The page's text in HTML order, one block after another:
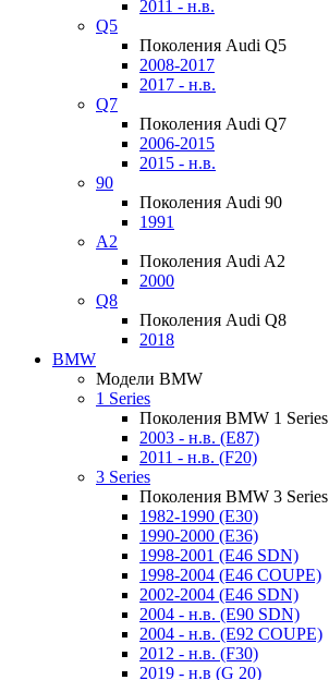
2011 - н.в.
Q5
Поколения Audi Q5
2008-2017
2017 - н.в.
Q7
Поколения Audi Q7
2006-2015
2015 - н.в.
90
Поколения Audi 90
1991
A2
Поколения Audi A2
2000
Q8
Поколения Audi Q8
2018
BMW
Модели BMW
1 Series
Поколения BMW 1 Series
2003 - н.в. (E87)
2011 - н.в. (F20)
3 Series
Поколения BMW 3 Series
1982-1990 (E30)
1990-2000 (E36)
1998-2001 (E46 SDN)
1998-2004 (E46 COUPE)
2002-2004 (E46 SDN)
2004 - н.в. (E90 SDN)
2004 - н.в. (E92 COUPE)
2012 - н.в. (F30)
2019 - н.в (G 20)